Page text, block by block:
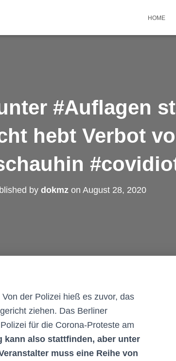
HOME
#Auflagen
hebt Verbot
by dokmzon August 28, 2020
der Polizei hieß es zuvor, das
ziehen. Das Berliner
für die Corona-Proteste am
kann also stattfinden, aber unter
muss eine Reihe von